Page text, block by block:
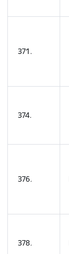
371.
374.
376.
378.